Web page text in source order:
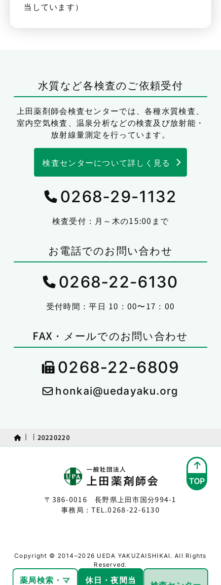
当しています）
水質など各検査のご依頼受付
上田薬剤師会検査センターでは、各種水質検査、
室内空気検査、温泉分析などの検査及び放射能・
放射線量測定を行っています。
検査センターについて詳しく見る
0268-29-1132
検査受付：月～木の15:00まで
お電話でのお問い合わせ
0268-22-6130
受付時間：平日 10：00〜17：00
FAX・メールでのお問い合わせ
0268-22-6809
honkai@uedayaku.org
20220220
薬局検索・ マ 休日・夜間当
TOP
〒386-0016 長野県上田市国分994-1
事務局：TEL.0268-22-6130
Copyright © 2014–2026 UEDA YAKUZAISHIKAI. All Rights
Reserved.